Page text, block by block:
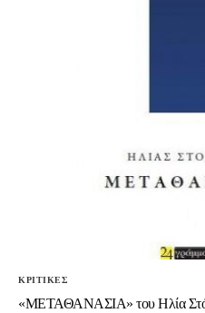
ΚΡΙΤΙΚΕΣ
«ΜΕΤΑΘΑΝΑΣΙΑ» του Ηλία